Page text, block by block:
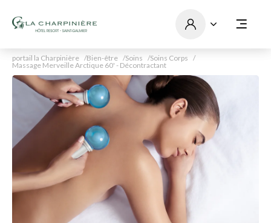
portail la Charpinière Bien-être Soins
Soins Corps
Massage Merveille Arctique 60' - Décontractant